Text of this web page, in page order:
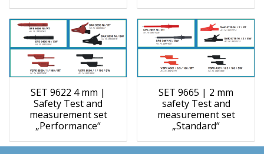
SET 9622 4 mm |
Safety Test and
measurement set
„Performance“
SET 9665 | 2 mm
safety Test and
measurement set
„Standard“